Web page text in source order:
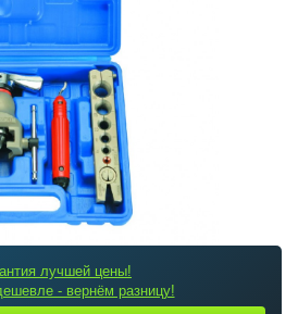
лучшей цены!
- вернём разницу!